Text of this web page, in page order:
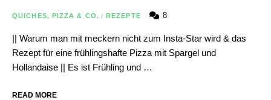
QUICHES, PIZZA & CO. / REZEPTE 8
|| Warum man mit meckern nicht zum Insta-Star wird & das
Rezept für eine frühlingshafte Pizza mit Spargel und
Hollandaise || Es ist Frühling und …
READ MORE